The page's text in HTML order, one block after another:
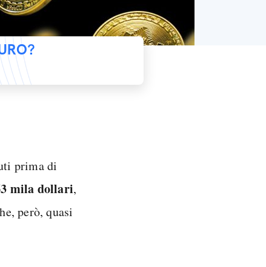
prima di
mila dollari,
però, quasi